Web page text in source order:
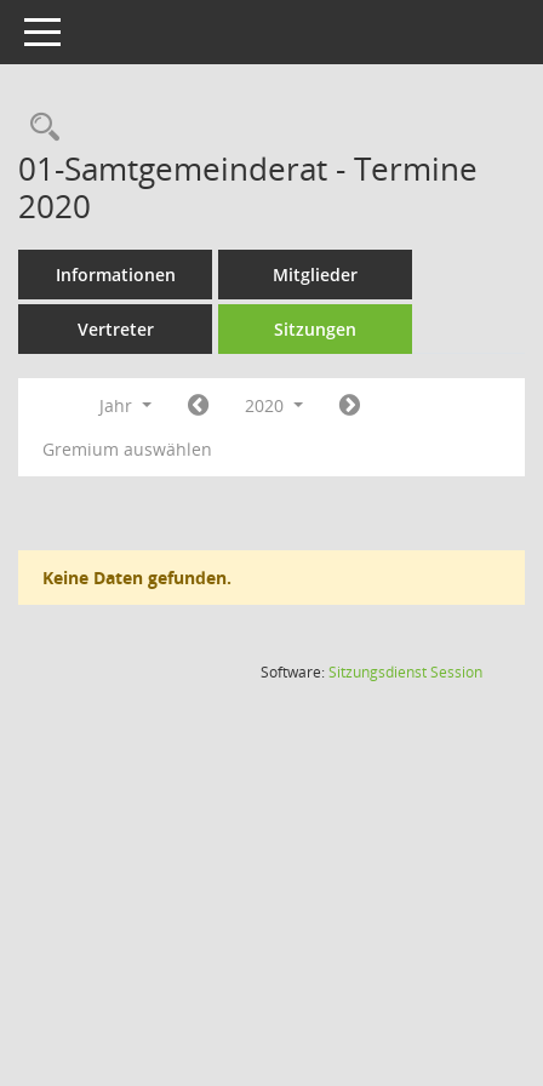
Toggle navigation
Rechercheauswahl
01-Samtgemeinderat - Termine
2020
Informationen Mitglieder
Vertreter Sitzungen
Jahr
2020
Gremium auswählen
Keine Daten gefunden.
Software:SitzungsdienstSession(Wird in